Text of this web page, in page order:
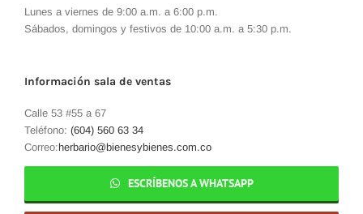
Lunes a viernes de 9:00 a.m. a 6:00 p.m.
Sábados, domingos y festivos de 10:00 a.m. a 5:30 p.m.
Información sala de ventas
Calle 53 #55 a 67
Teléfono: (604) 560 63 34
Correo:herbario@bienesybienes.com.co
ESCRÍBENOS A WHATSAPP